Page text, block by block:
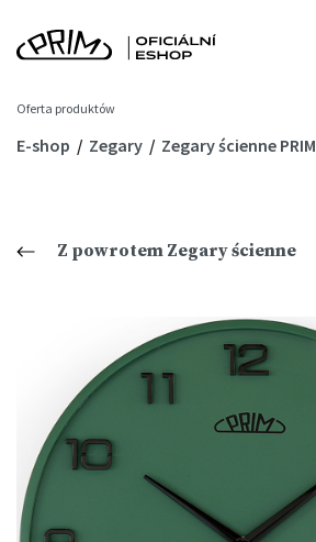
Oferta produktów
E-shop Zegary Zegary ścienne PRIM
Z powrotem Zegary ścienne